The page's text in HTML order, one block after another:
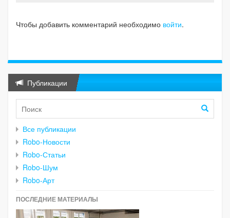
Чтобы добавить комментарий необходимо войти.
Публикации
Все публикации
Robo-Новости
Robo-Статьи
Robo-Шум
Robo-Арт
ПОСЛЕДНИЕ МАТЕРИАЛЫ